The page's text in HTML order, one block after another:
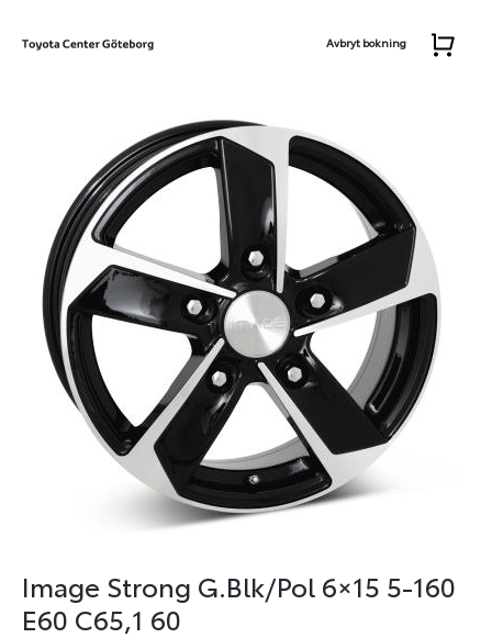
Avbryt bokning
Image Strong G.Blk/Pol 6×15 5-160
E60 C65,1 60